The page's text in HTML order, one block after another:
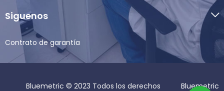
Siguenos
Contrato de garantía
Bluemetric © 2023 Todos los derechos Bluemetric